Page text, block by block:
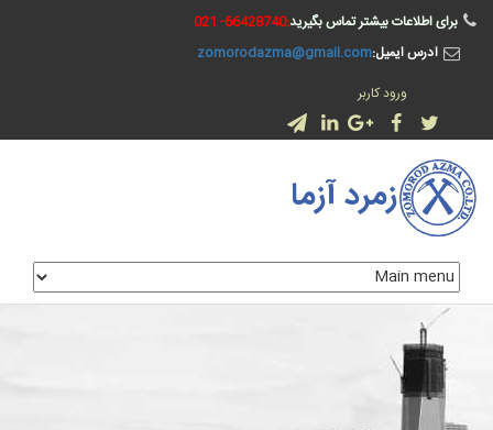
رفتن به محتوای اصلی
برای اطلاعات بیشتر تماس بگیرید:66428740- 021
آدرس ایمیل:zomorodazma@gmail.com
ورود کاربر